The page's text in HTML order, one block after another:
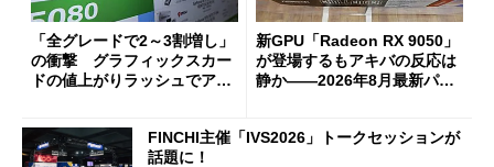
「全グレードで2～3割増し」
の衝撃 グラフィックスカー
ドの値上がりラッシュでアキ
新GPU「Radeon RX 9050」
が登場するもアキバの反応は
静か――2026年8月最新パー
FINCHI主催「IVS2026」トークセッションが
話題に！